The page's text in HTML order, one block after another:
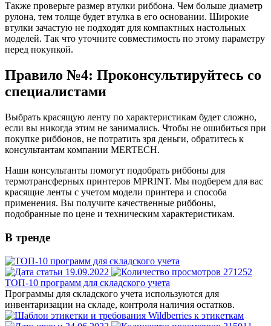
Также проверьте размер втулки риббона. Чем больше диаметр
рулона, тем толще будет втулка в его основании. Широкие
втулки зачастую не подходят для компактных настольных
моделей. Так что уточните совместимость по этому параметру
перед покупкой.
Правило №4: Проконсультируйтесь со
специалистами
Выбрать красящую ленту по характеристикам будет сложно,
если вы никогда этим не занимались. Чтобы не ошибиться при
покупке риббонов, не потратить зря деньги, обратитесь к
консультантам компании MERTECH.
Наши консультанты помогут подобрать риббоны для
термотрансферных принтеров MPRINT. Мы подберем для вас
красящие ленты с учетом модели принтера и способа
применения. Вы получите качественные риббоны,
подобранные по цене и техническим характеристикам.
В тренде
19.09.2022
271252
ТОП-10 программ для складского учета
Программы для складского учета используются для
инвентаризации на складе, контроля наличия остатков.